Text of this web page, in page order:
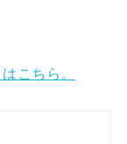
こちら。